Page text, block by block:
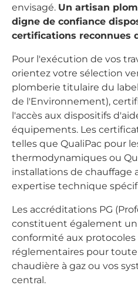
envisagé. Un artisan
digne de confiance
certifications reconnues
Pour l'exécution de vos
orientez votre sélection
plomberie titulaire du
de l'Environnement),
l'accès aux dispositifs
équipements. Les
telles que QualiPac pour
thermodynamiques ou
installations de chauffage
expertise technique
Les accréditations PG
constituent également
conformité aux protocoles
réglementaires pour
chaudière à gaz ou vos
central.